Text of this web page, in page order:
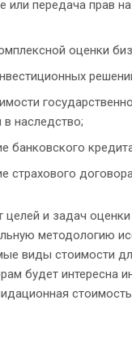
или передача прав
оценки
в наследство;
банковского
страхового
целей и задач
методологию
виды стоимости
будет интересна